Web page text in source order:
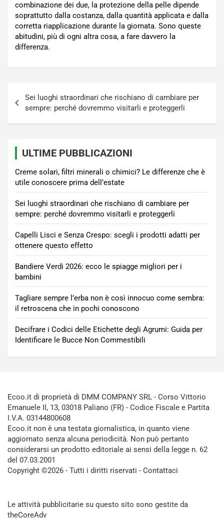
combinazione dei due, la protezione della pelle dipende
soprattutto dalla costanza, dalla quantità applicata e dalla
corretta riapplicazione durante la giornata. Sono queste
abitudini, più di ogni altra cosa, a fare davvero la
differenza.
articoli
Sei luoghi straordinari che rischiano di cambiare per
sempre: perché dovremmo visitarli e proteggerli
ULTIME PUBBLICAZIONI
Creme solari, filtri minerali o chimici? Le differenze che è
utile conoscere prima dell’estate
Sei luoghi straordinari che rischiano di cambiare per
sempre: perché dovremmo visitarli e proteggerli
Capelli Lisci e Senza Crespo: scegli i prodotti adatti per
ottenere questo effetto
Bandiere Verdi 2026: ecco le spiagge migliori per i
bambini
Tagliare sempre l’erba non è così innocuo come sembra:
il retroscena che in pochi conoscono
Decifrare i Codici delle Etichette degli Agrumi: Guida per
Identificare le Bucce Non Commestibili
Ecoo.it di proprietà di DMM COMPANY SRL - Corso Vittorio
Emanuele II, 13, 03018 Paliano (FR) - Codice Fiscale e Partita
I.V.A. 03144800608
Ecoo.it non è una testata giornalistica, in quanto viene
aggiornato senza alcuna periodicità. Non può pertanto
considerarsi un prodotto editoriale ai sensi della legge n. 62
del 07.03.2001
Copyright ©2026 - Tutti i diritti riservati - Contattaci
Le attività pubblicitarie su questo sito sono gestite da
theCoreAdv